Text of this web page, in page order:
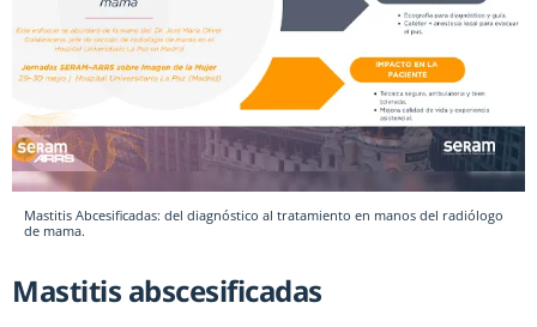
Mastitis Abcesificadas: del diagnóstico al tratamiento en manos del radiólogo
de mama.
Mastitis abscesificadas